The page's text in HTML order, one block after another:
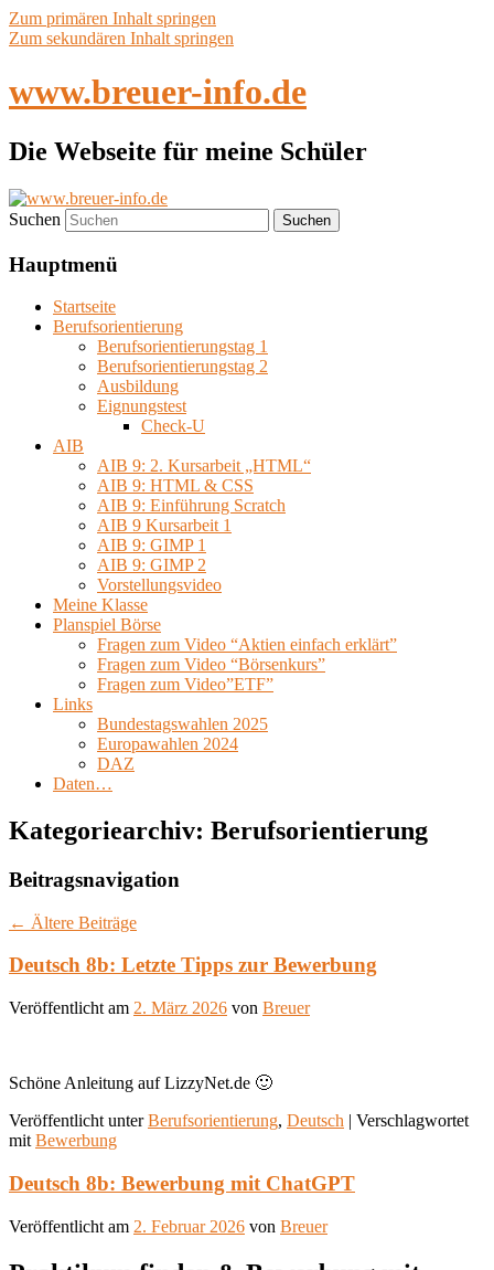
Zum primären Inhalt springen
Zum sekundären Inhalt springen
www.breuer-info.de
Die Webseite für meine Schüler
Suchen
Hauptmenü
Startseite
Berufsorientierung
Berufsorientierungstag 1
Berufsorientierungstag 2
Ausbildung
Eignungstest
Check-U
AIB
AIB 9: 2. Kursarbeit „HTML“
AIB 9: HTML & CSS
AIB 9: Einführung Scratch
AIB 9 Kursarbeit 1
AIB 9: GIMP 1
AIB 9: GIMP 2
Vorstellungsvideo
Meine Klasse
Planspiel Börse
Fragen zum Video “Aktien einfach erklärt”
Fragen zum Video “Börsenkurs”
Fragen zum Video”ETF”
Links
Bundestagswahlen 2025
Europawahlen 2024
DAZ
Daten…
Kategoriearchiv: Berufsorientierung
Beitragsnavigation
← Ältere Beiträge
Deutsch 8b: Letzte Tipps zur Bewerbung
Veröffentlicht am 2. März 2026 von Breuer
Schöne Anleitung auf LizzyNet.de 🙂
Veröffentlicht unter Berufsorientierung, Deutsch | Verschlagwortet
mit Bewerbung
Deutsch 8b: Bewerbung mit ChatGPT
Veröffentlicht am 2. Februar 2026 von Breuer